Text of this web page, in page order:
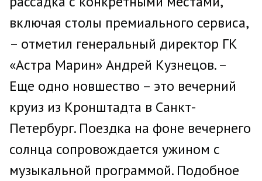
включая столы премиального сервиса,
– отметил генеральный директор ГК
«Астра Марин» Андрей Кузнецов. –
Еще одно новшество – это вечерний
круиз из Кронштадта в Санкт-
Петербург. Поездка на фоне вечернего
солнца сопровождается ужином с
музыкальной программой. Подобное